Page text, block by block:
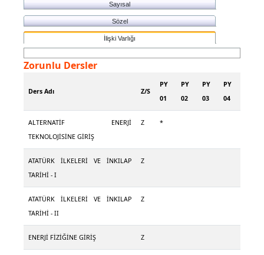
Sayısal
Sözel
İlişki Varlığı
Zorunlu Dersler
Ders Adı Z/S
PY
01
PY
02
PY
03
PY
04
ALTERNATİF ENERJİ
TEKNOLOJİSİNE GİRİŞ
Z *
ATATÜRK İLKELERİ VE İNKILAP
TARİHİ - I
Z
ATATÜRK İLKELERİ VE İNKILAP
TARİHİ - II
Z
ENERJİ FİZİĞİNE GİRİŞ Z